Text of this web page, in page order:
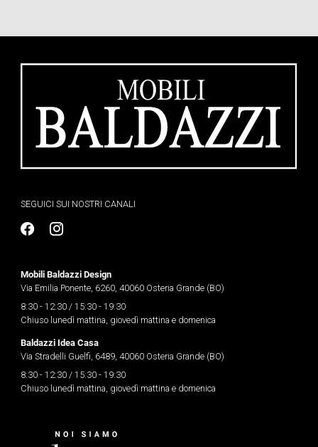
SEGUICI SUI NOSTRI CANALI
Mobili Baldazzi Design
Via Emilia Ponente, 6260, 40060 Osteria Grande (BO)
8:30 - 12:30 / 15:30 - 19:30
Chiuso lunedì mattina, giovedì mattina e domenica
Baldazzi Idea Casa
Via Stradelli Guelfi, 6489, 40060 Osteria Grande (BO)
8:30 - 12:30 / 15:30 - 19:30
Chiuso lunedì mattina, giovedì mattina e domenica